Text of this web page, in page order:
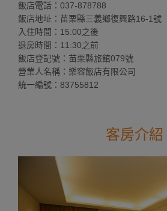
飯店電話：037-878788
飯店地址：苗栗縣三義鄉復興路16-1號
入住時間：15:00之後
退房時間：11:30之前
飯店登記號：苗栗縣旅館079號
營業人名稱：樂容飯店有限公司
統一編號：83755812
客房介紹